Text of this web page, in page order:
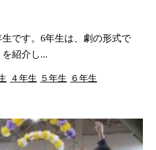
です。6年生は、劇の形式で
を紹介し...
４年生 ５年生 ６年生